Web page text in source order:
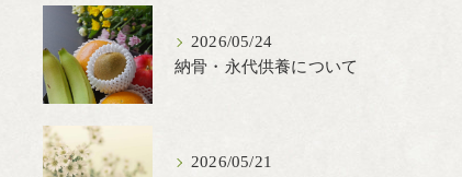
2026/05/24
納骨・永代供養について
2026/05/21